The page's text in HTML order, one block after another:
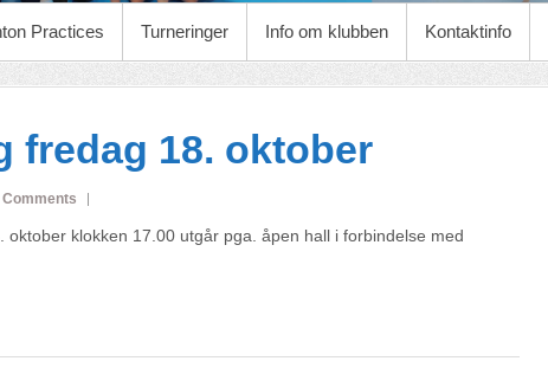
Practices Turneringer Info om klubben Kontaktinfo
fredag 18. oktober
Comments
oktober klokken 17.00 utgår pga. åpen hall i forbindelse med